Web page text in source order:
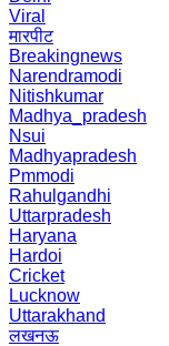
Viral
मारपीट
Breakingnews
Narendramodi
Nitishkumar
Madhya_pradesh
Nsui
Madhyapradesh
Pmmodi
Rahulgandhi
Uttarpradesh
Haryana
Hardoi
Cricket
Lucknow
Uttarakhand
लखनऊ